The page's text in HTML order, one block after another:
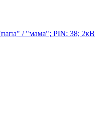
/ "мама"; PIN: 38; 2кВ